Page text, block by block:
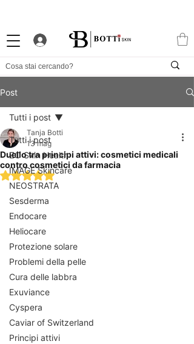
Post
Tutti i post
ZO Skin Health
IMAGE Skincare
NEOSTRATA
Sesderma
Endocare
Heliocare
Protezione solare
Problemi della pelle
Cura delle labbra
Exuviance
Cyspera
Caviar of Switzerland
Principi attivi
Tutti i post
Duello tra principi attivi: cosmetici medicali
contro cosmetici da farmacia
Tanja Botti
13 mag
Valutazione NaN stelle su 5.